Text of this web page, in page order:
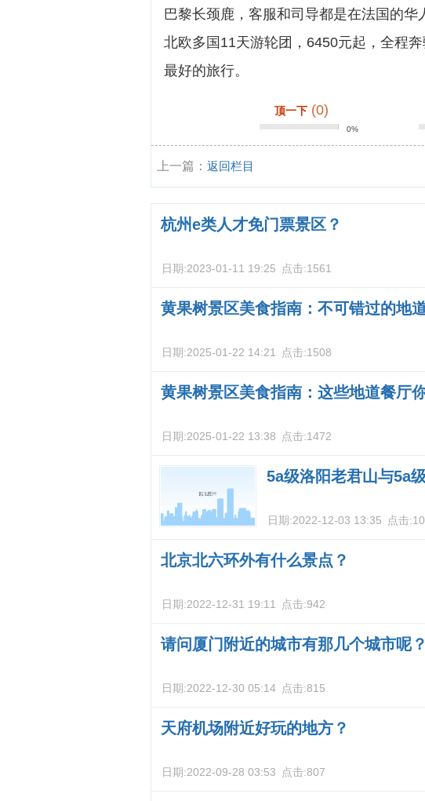
巴黎长颈鹿，客服和司导都是在法国的华
北欧多国11天游轮团，6450元起，全程
最好的旅行。
顶一下 (0)
0%
上一篇： 返回栏目
杭州e类人才免门票景区？
日期:2023-01-11 19:25 点击:1561
黄果树景区美食指南：不可错过的地
日期:2025-01-22 14:21 点击:1508
黄果树景区美食指南：这些地道餐厅
日期:2025-01-22 13:38 点击:1472
5a级洛阳老君山与5a
日期:2022-12-03 13:35 点击:
北京北六环外有什么景点？
日期:2022-12-31 19:11 点击:942
请问厦门附近的城市有那几个城市呢？
日期:2022-12-30 05:14 点击:815
天府机场附近好玩的地方？
日期:2022-09-28 03:53 点击:807